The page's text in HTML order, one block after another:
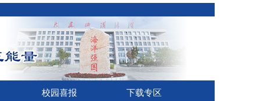
校园喜报 下载专区